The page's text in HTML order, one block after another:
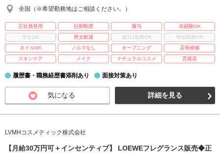
全国（※希望勤務地はご相談ください。）
正社員登用 社割制度 賞与
未経験OK
学生OK
男女歓迎 週3日勤務OK
時短勤務OK
ネイルOK
ノルマなし オープニング
店長候補
スキンケア
メイク ナチュラルコスメ 百貨店
履歴書・職務経歴書添削あり 面接対策あり
気になる 詳細を見る
LVMHコスメティック株式会社
【月給30万円可＋インセンティブ】 LOEWEフレグランス販売◆正